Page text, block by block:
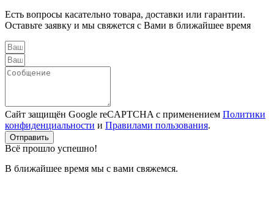
Есть вопросы касательно товара, доставки или гарантии.
Оставьте заявку и мы свяжется с Вами в ближайшее время
Сайт защищён Google reCAPTCHA с применением Политики
конфиденциальности и Правилами пользования.
Отправить
Всё прошло успешно!
В ближайшее время мы с вами свяжемся.